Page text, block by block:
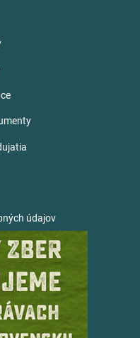
údajov